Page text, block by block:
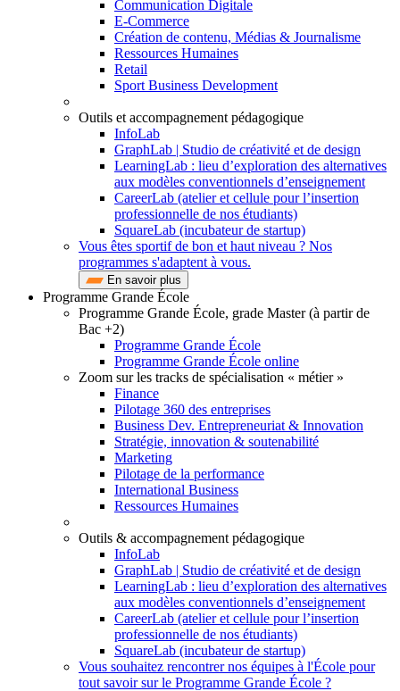
Communication Digitale
E-Commerce
Création de contenu, Médias & Journalisme
Ressources Humaines
Retail
Sport Business Development
Outils et accompagnement pédagogique
InfoLab
GraphLab | Studio de créativité et de design
LearningLab : lieu d’exploration des alternatives
aux modèles conventionnels d’enseignement
CareerLab (atelier et cellule pour l’insertion
professionnelle de nos étudiants)
SquareLab (incubateur de startup)
Vous êtes sportif de bon et haut niveau ? Nos
programmes s'adaptent à vous.
En savoir plus
Programme Grande École
Programme Grande École, grade Master (à partir de
Bac +2)
Programme Grande École
Programme Grande École online
Zoom sur les tracks de spécialisation « métier »
Finance
Pilotage 360 des entreprises
Business Dev. Entrepreneuriat & Innovation
Stratégie, innovation & soutenabilité
Marketing
Pilotage de la performance
International Business
Ressources Humaines
Outils & accompagnement pédagogique
InfoLab
GraphLab | Studio de créativité et de design
LearningLab : lieu d’exploration des alternatives
aux modèles conventionnels d’enseignement
CareerLab (atelier et cellule pour l’insertion
professionnelle de nos étudiants)
SquareLab (incubateur de startup)
Vous souhaitez rencontrer nos équipes à l'École pour
tout savoir sur le Programme Grande École ?